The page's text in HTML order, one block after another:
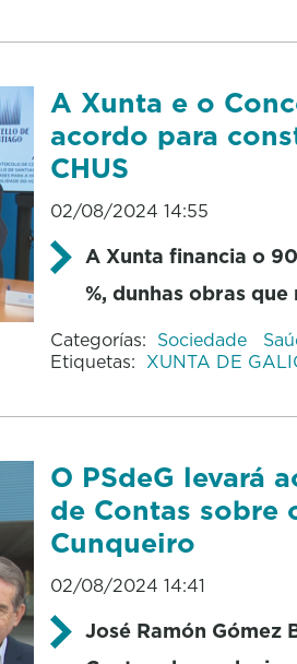
A Xunta e o
acordo para
CHUS
02/08/2024 14:55
A Xunta financia o
%, dunhas obras
Categorías: Sociedade
Etiquetas: XUNTA DE
O PSdeG levará
de Contas sobre
Cunqueiro
02/08/2024 14:41
José Ramón Gómez